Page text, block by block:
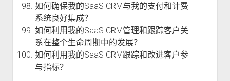
如何确保我的SaaS CRM与我的支付和计费
系统良好集成？
如何利用我的SaaS CRM管理和跟踪客户关
系在整个生命周期中的发展？
如何利用我的SaaS CRM跟踪和改进客户参
与指标？